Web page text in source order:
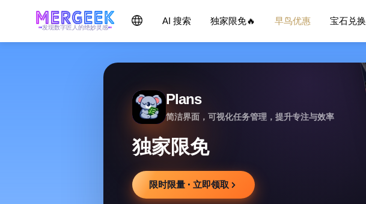
发现数字匠人的绝妙灵感
AI 搜索 独家限免🔥 早鸟优惠 宝石兑换
Plans
简洁界面，可视化任务管理，提升专注与效率
独家限免
限时限量 · 立即领取